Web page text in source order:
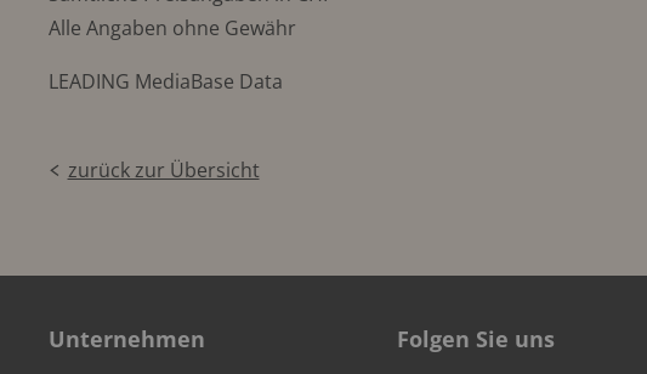
Alle Angaben ohne Gewähr
LEADING MediaBase Data
zurück zur Übersicht
Unternehmen Folgen Sie uns